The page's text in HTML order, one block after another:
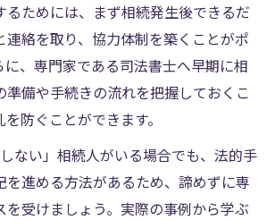
るためには、まず相続発生後できるだ
連絡を取り、協力体制を築くことがポ
に、専門家である司法書士へ早期に相
準備や手続きの流れを把握しておくこ
防ぐことができます。
しない」相続人がいる場合でも、法的手
を進める方法があるため、諦めずに専
を受けましょう。実際の事例から学ぶ